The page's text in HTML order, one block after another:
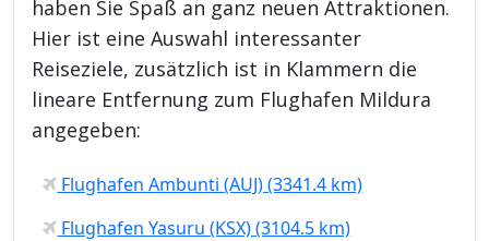
haben Sie Spaß an ganz neuen Attraktionen.
Hier ist eine Auswahl interessanter
Reiseziele, zusätzlich ist in Klammern die
lineare Entfernung zum Flughafen Mildura
angegeben:
Flughafen Ambunti (AUJ) (3341.4 km)
Flughafen Yasuru (KSX) (3104.5 km)